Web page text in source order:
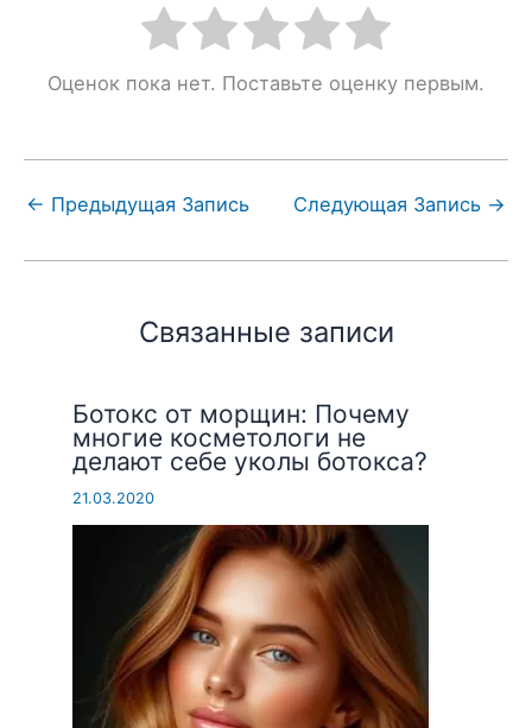
Оценок пока нет. Поставьте оценку первым.
← Предыдущая Запись Следующая Запись →
Связанные записи
Ботокс от морщин: Почему
многие косметологи не
делают себе уколы ботокса?
21.03.2020